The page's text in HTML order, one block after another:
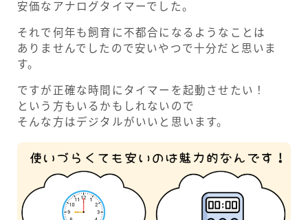
安価なアナログタイマーでした。
それで何年も飼育に不都合になるようなことは
ありませんでしたので安いやつで十分だと思いま
す。
ですが正確な時間にタイマーを起動させたい！
という方もいるかもしれないので
そんな方はデジタルがいいと思います。